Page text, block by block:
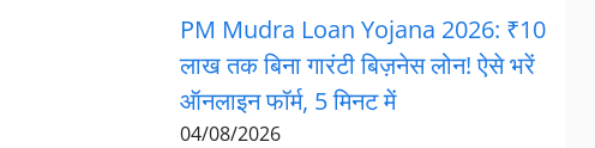
PM Mudra Loan Yojana 2026: ₹10
लाख तक बिना गारंटी बिज़नेस लोन! ऐसे भरें
ऑनलाइन फॉर्म, 5 मिनट में
04/08/2026